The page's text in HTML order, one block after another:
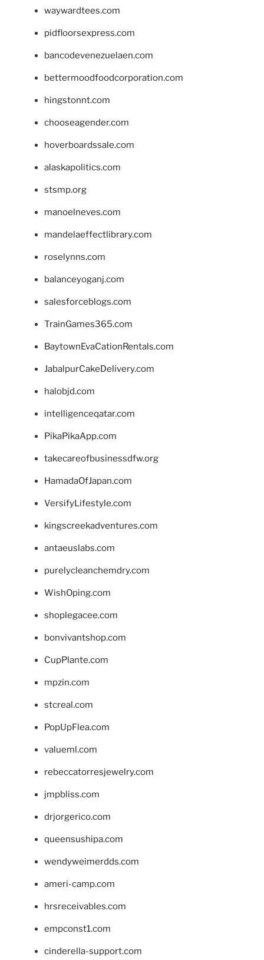
waywardtees.com
pidfloorsexpress.com
bancodevenezuelaen.com
bettermoodfoodcorporation.com
hingstonnt.com
chooseagender.com
hoverboardssale.com
alaskapolitics.com
stsmp.org
manoelneves.com
mandelaeffectlibrary.com
roselynns.com
balanceyoganj.com
salesforceblogs.com
TrainGames365.com
BaytownEvaCationRentals.com
JabalpurCakeDelivery.com
halobjd.com
intelligenceqatar.com
PikaPikaApp.com
takecareofbusinessdfw.org
HamadaOfJapan.com
VersifyLifestyle.com
kingscreekadventures.com
antaeuslabs.com
purelycleanchemdry.com
WishOping.com
shoplegacee.com
bonvivantshop.com
CupPlante.com
mpzin.com
stcreal.com
PopUpFlea.com
valueml.com
rebeccatorresjewelry.com
jmpbliss.com
drjorgerico.com
queensushipa.com
wendyweimerdds.com
ameri-camp.com
hrsreceivables.com
empconst1.com
cinderella-support.com